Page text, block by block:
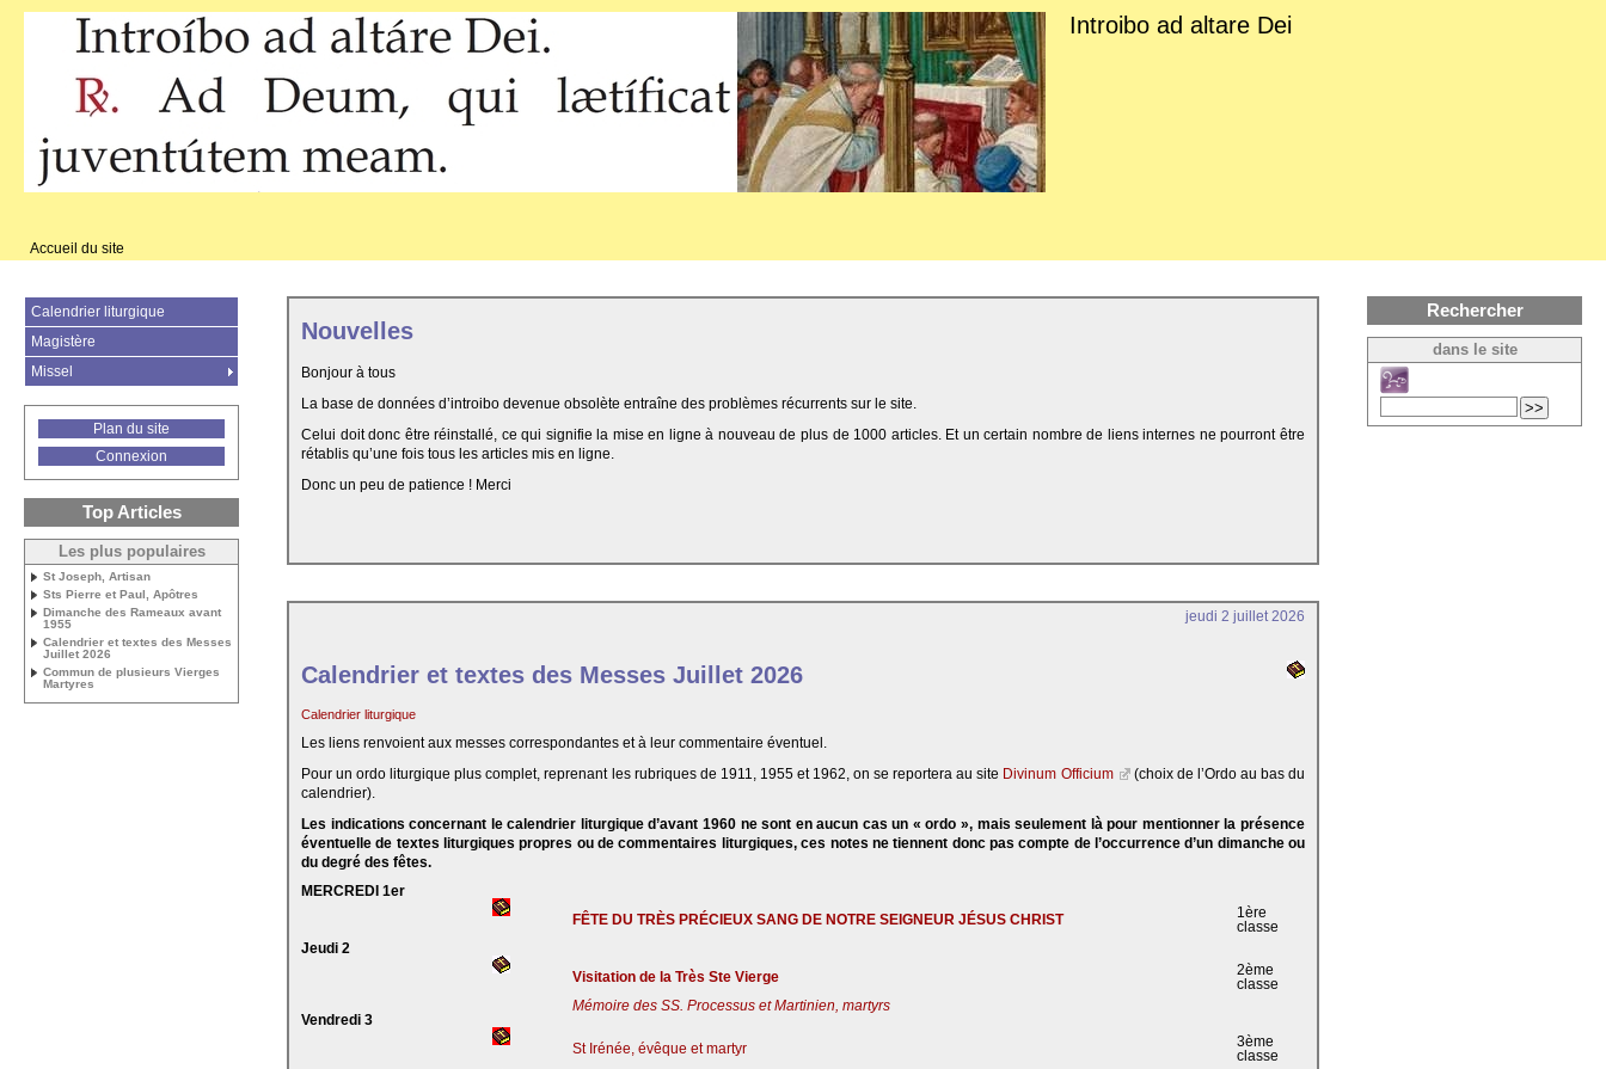
Introibo ad altare Dei
Accueil du site
Nouvelles
Bonjour à tous
La base de données d’introibo devenue obsolète entraîne des problèmes récurrents sur le site.
Celui doit donc être réinstallé, ce qui signifie la mise en ligne à nouveau de plus de 1000 articles. Et un certain nombre de liens internes ne pourront être
rétablis qu’une fois tous les articles mis en ligne.
Donc un peu de patience ! Merci
jeudi 2 juillet 2026
Calendrier et textes des Messes Juillet 2026
Calendrier liturgique
Les liens renvoient aux messes correspondantes et à leur commentaire éventuel.
Pour un ordo liturgique plus complet, reprenant les rubriques de 1911, 1955 et 1962, on se reportera au site Divinum Officium
(choix de l’Ordo au bas du
calendrier).
Les indications concernant le calendrier liturgique d’avant 1960 ne sont en aucun cas un « ordo », mais seulement là pour mentionner la présence
éventuelle de textes liturgiques propres ou de commentaires liturgiques, ces notes ne tiennent donc pas compte de l’occurrence d’un dimanche ou
du degré des fêtes.
MERCREDI 1er
FÊTE DU TRÈS PRÉCIEUX SANG DE NOTRE SEIGNEUR JÉSUS CHRIST
1ère
classe
Jeudi 2
Visitation de la Très Ste Vierge
2ème
classe
Mémoire des SS. Processus et Martinien, martyrs
Vendredi 3
St Irénée, évêque et martyr
3ème
classe
Calendrier liturgique
Magistère
Missel
Plan du site
Connexion
Top Articles
Les plus populaires
St Joseph, Artisan
Sts Pierre et Paul, Apôtres
Dimanche des Rameaux avant
1955
Calendrier et textes des Messes
Juillet 2026
Commun de plusieurs Vierges
Martyres
Rechercher
dans le site